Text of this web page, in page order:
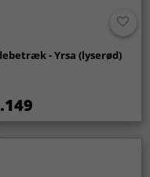
- Yrsa (lyserød)